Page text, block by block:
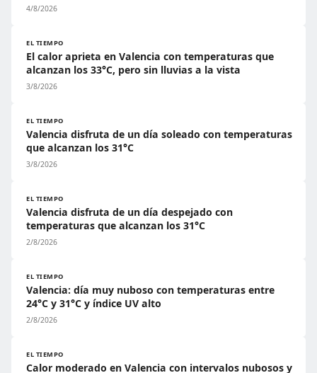
4/8/2026
EL TIEMPO
El calor aprieta en Valencia con temperaturas que
alcanzan los 33°C, pero sin lluvias a la vista
3/8/2026
EL TIEMPO
Valencia disfruta de un día soleado con temperaturas
que alcanzan los 31°C
3/8/2026
EL TIEMPO
Valencia disfruta de un día despejado con
temperaturas que alcanzan los 31°C
2/8/2026
EL TIEMPO
Valencia: día muy nuboso con temperaturas entre
24°C y 31°C y índice UV alto
2/8/2026
EL TIEMPO
Calor moderado en Valencia con intervalos nubosos y